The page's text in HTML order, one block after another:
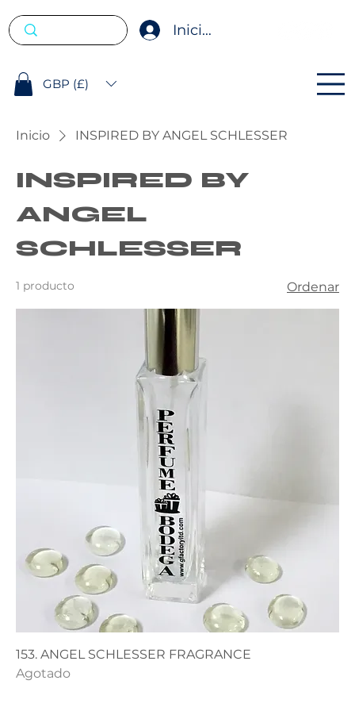
Iniciar sesión
GBP (£)
Inicio INSPIRED BY ANGEL SCHLESSER
INSPIRED BY
ANGEL
SCHLESSER
1 producto Ordenar
153. ANGEL SCHLESSER FRAGRANCE
Agotado